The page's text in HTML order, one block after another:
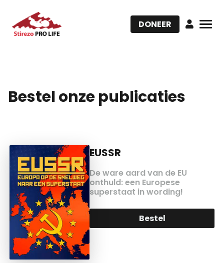
DONEER
Bestel onze publicaties
EUSSR
De ware aard van de EU
onthuld: een Europese
superstaat in wording!
Bestel